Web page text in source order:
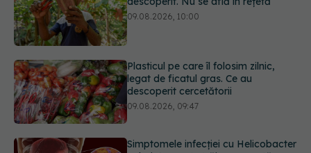
Plasticul pe care îl folosim zilnic,
Simptomele infecției cu Helicobacter
pylori. Se poate trăi cu această